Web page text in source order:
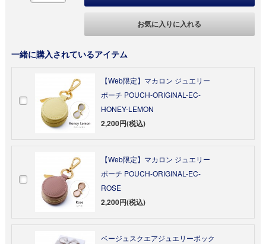
お気に入りに入れる
一緒に購入されているアイテム
【Web限定】マカロン ジュエリー
ポーチ POUCH-ORIGINAL-EC-
HONEY-LEMON
2,200円(税込)
【Web限定】マカロン ジュエリー
ポーチ POUCH-ORIGINAL-EC-
ROSE
2,200円(税込)
ベージュスクエアジュエリーボック